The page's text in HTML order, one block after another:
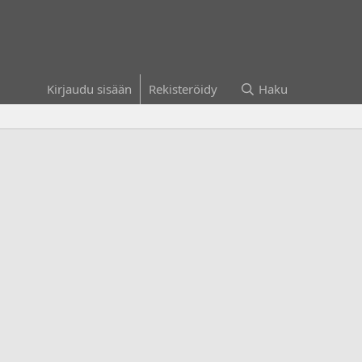
Kirjaudu sisään Rekisteröidy Haku